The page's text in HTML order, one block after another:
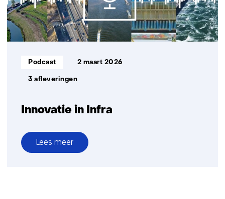
infrastructuur
beheersbaar
en
betaalbaar
Innovatie in Infra
Informatietype:
Podcast 2 maart 2026
3 afleveringen
Lees meer
over